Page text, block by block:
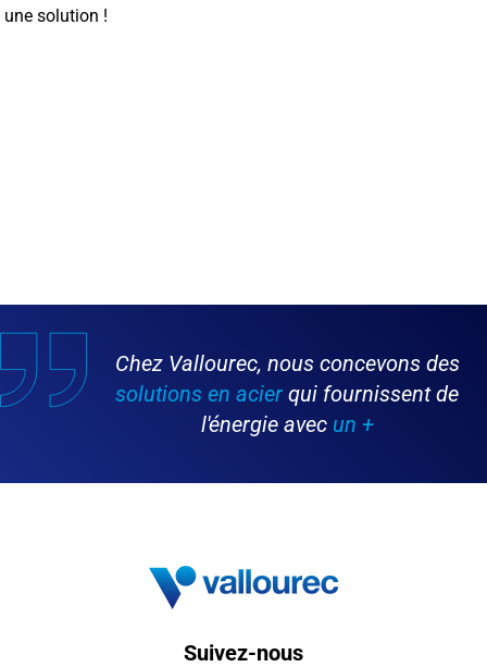
une solution !
Chez Vallourec, nous concevons des
solutions en acier qui fournissent de
l'énergie avec un +
Suivez-nous